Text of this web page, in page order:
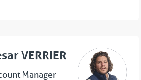
VERRIER
Manager